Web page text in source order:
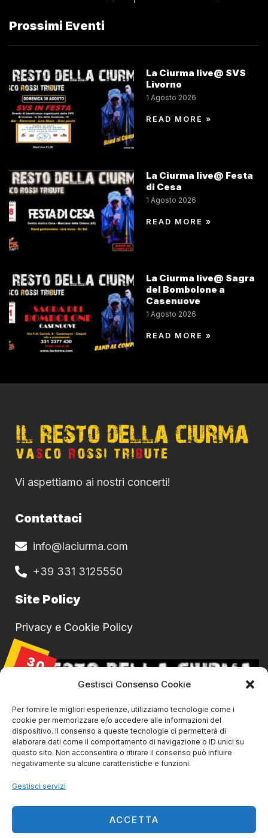
Gestisci Consenso Cookie
Per fornire le migliori esperienze, utilizziamo tecnologie come i
cookie per memorizzare e/o accedere alle informazioni del
dispositivo. Il consenso a queste tecnologie ci permetterà di
elaborare dati come il comportamento di navigazione o ID unici su
questo sito. Non acconsentire o ritirare il consenso può influire
negativamente su alcune caratteristiche e funzioni.
Gestisci servizi
ACCETTA
Prossimi Eventi
La Ciurma live@ SVS
Livorno
1 Agosto 2026
READ MORE »
La Ciurma live@ Festa
di Cesa
1 Agosto 2026
READ MORE »
La Ciurma live@ Sagra
del Bombolone a
Casenuove
1 Agosto 2026
READ MORE »
Vi aspettiamo ai nostri concerti!
Contattaci
info@laciurma.com
+39 331 3125550
Site Policy
Privacy e Cookie Policy
30